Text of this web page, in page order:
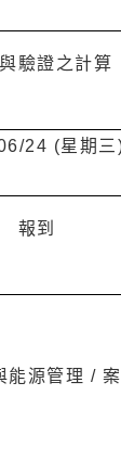
驗證之計算
24 (星期三
報到
能源管理 /